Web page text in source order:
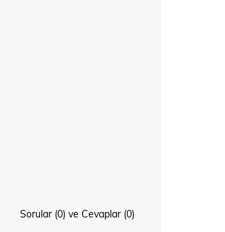
Sorular (0) ve Cevaplar (0)